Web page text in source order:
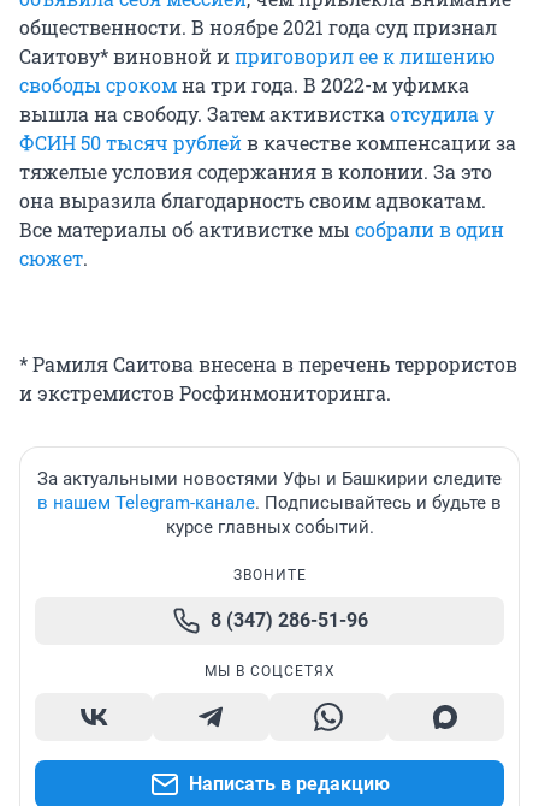
общественности. В ноябре 2021 года суд признал
Саитову* виновной иприговорил ее к лишению
свободы срокомна три года. В 2022-м уфимка
вышла на свободу. Затем активистка отсудила у
ФСИН 50 тысяч рублейв качестве компенсации за
тяжелые условия содержания в колонии. За это
она выразила благодарность своим адвокатам.
Все материалы об активистке мы собрали в один
сюжет.
* Рамиля Саитова внесена в перечень террористов
и экстремистов Росфинмониторинга.
За актуальными новостями Уфы и Башкирии следите
в нашем Telegram-канале. Подписывайтесь и будьте в
курсе главных событий.
ЗВОНИТЕ
8 (347) 286-51-96
МЫ В СОЦСЕТЯХ
Написать в редакцию